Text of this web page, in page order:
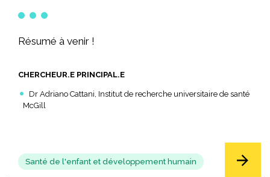
Résumé à venir !
CHERCHEUR.E PRINCIPAL.E
Dr Adriano Cattani, Institut de recherche universitaire de santé
McGill
Santé de l'enfant et développement humain